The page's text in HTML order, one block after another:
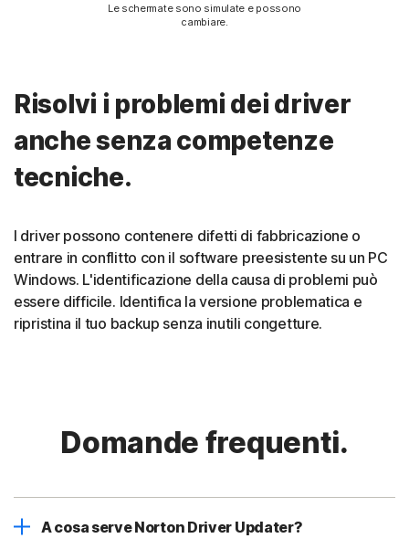
Le schermate sono simulate e possono
cambiare.
Risolvi i problemi dei driver
anche senza competenze
tecniche.
I driver possono contenere difetti di fabbricazione o
entrare in conflitto con il software preesistente su un PC
Windows. L'identificazione della causa di problemi può
essere difficile. Identifica la versione problematica e
ripristina il tuo backup senza inutili congetture.
Domande frequenti.
A cosa serve Norton Driver Updater?